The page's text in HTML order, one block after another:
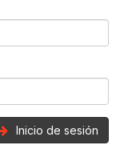
Inicio de sesión